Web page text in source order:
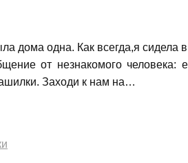
дома одна. Как всегда,я сидела
от незнакомого человека:
Заходи к нам на…